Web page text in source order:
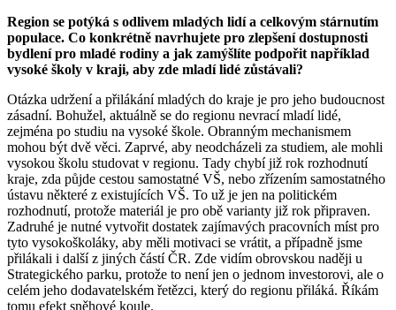
Region se potýká s odlivem mladých lidí a celkovým stárnutím
populace. Co konkrétně navrhujete pro zlepšení dostupnosti
bydlení pro mladé rodiny a jak zamýšlíte podpořit například
vysoké školy v kraji, aby zde mladí lidé zůstávali?
Otázka udržení a přilákání mladých do kraje je pro jeho budoucnost
zásadní. Bohužel, aktuálně se do regionu nevrací mladí lidé,
zejména po studiu na vysoké škole. Obranným mechanismem
mohou být dvě věci. Zaprvé, aby neodcházeli za studiem, ale mohli
vysokou školu studovat v regionu. Tady chybí již rok rozhodnutí
kraje, zda půjde cestou samostatné VŠ, nebo zřízením samostatného
ústavu některé z existujících VŠ. To už je jen na politickém
rozhodnutí, protože materiál je pro obě varianty již rok připraven.
Zadruhé je nutné vytvořit dostatek zajímavých pracovních míst pro
tyto vysokoškoláky, aby měli motivaci se vrátit, a případně jsme
přilákali i další z jiných částí ČR. Zde vidím obrovskou naději u
Strategického parku, protože to není jen o jednom investorovi, ale o
celém jeho dodavatelském řetězci, který do regionu přiláká. Říkám
tomu efekt sněhové koule.